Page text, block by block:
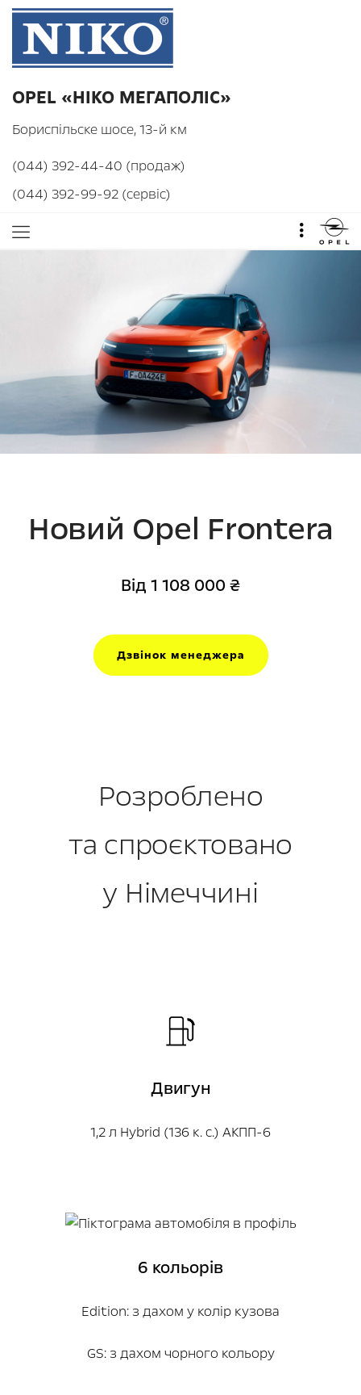
OPEL «НІКО МЕГАПОЛІС»
Бориспільске шосе, 13-й км
(044) 392-44-40 (продаж)
(044) 392-99-92 (сервіс)
Новий Opel Frontera
Від 1 108 000 ₴
Дзвінок менеджера
Розроблено
та спроєктовано
у Німеччині
Двигун
1,2 л Hybrid (136 к. с.) АКПП-6
6 кольорів
Edition: з дахом у колір кузова
GS: з дахом чорного кольору